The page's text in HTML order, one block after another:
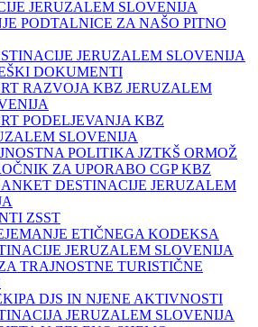
JERUZALEM SLOVENIJA
PODTALNICE ZA NAŠO PITNO
JERUZALEM SLOVENIJA
DOKUMENTI
RAZVOJA KBZ JERUZALEM
PODELJEVANJA KBZ
SLOVENIJA
POLITIKA JZTKŠ ORMOŽ
ZA UPORABO CGP KBZ
DESTINACIJE JERUZALEM
ZSST
ETIČNEGA KODEKSA
JERUZALEM SLOVENIJA
TRAJNOSTNE TURISTIČNE
DJS IN NJENE AKTIVNOSTI
JERUZALEM SLOVENIJA